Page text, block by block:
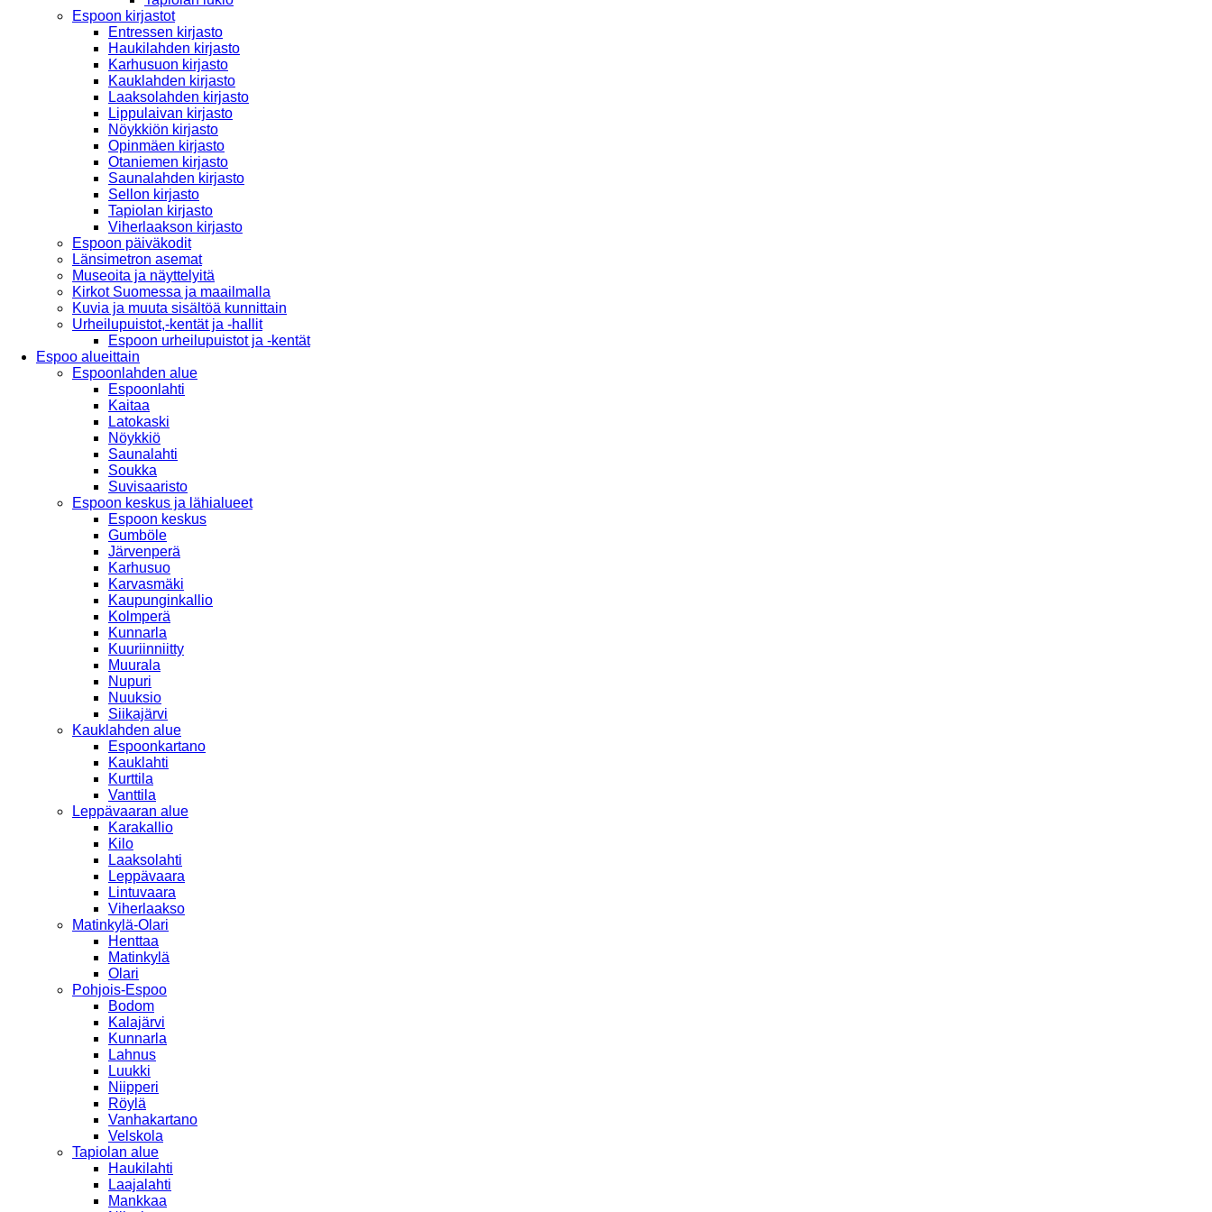
Espoon kirjastot
Entressen kirjasto
Haukilahden kirjasto
Karhusuon kirjasto
Kauklahden kirjasto
Laaksolahden kirjasto
Lippulaivan kirjasto
Nöykkiön kirjasto
Opinmäen kirjasto
Otaniemen kirjasto
Saunalahden kirjasto
Sellon kirjasto
Tapiolan kirjasto
Viherlaakson kirjasto
Espoon päiväkodit
Länsimetron asemat
Museoita ja näyttelyitä
Kirkot Suomessa ja maailmalla
Kuvia ja muuta sisältöä kunnittain
Urheilupuistot,-kentät ja -hallit
Espoon urheilupuistot ja -kentät
Espoo alueittain
Espoonlahden alue
Espoonlahti
Kaitaa
Latokaski
Nöykkiö
Saunalahti
Soukka
Suvisaaristo
Espoon keskus ja lähialueet
Espoon keskus
Gumböle
Järvenperä
Karhusuo
Karvasmäki
Kaupunginkallio
Kolmperä
Kunnarla
Kuuriinniitty
Muurala
Nupuri
Nuuksio
Siikajärvi
Kauklahden alue
Espoonkartano
Kauklahti
Kurttila
Vanttila
Leppävaaran alue
Karakallio
Kilo
Laaksolahti
Leppävaara
Lintuvaara
Viherlaakso
Matinkylä-Olari
Henttaa
Matinkylä
Olari
Pohjois-Espoo
Bodom
Kalajärvi
Kunnarla
Lahnus
Luukki
Niipperi
Röylä
Vanhakartano
Velskola
Tapiolan alue
Haukilahti
Laajalahti
Mankkaa